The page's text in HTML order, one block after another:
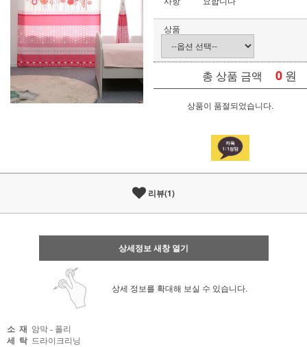
상품
총 상품 금액 0 원
상품이 품절되었습니다.
리뷰(1)
상세정보 새창 열기
상세 정보를 확대해 보실 수 있습니다.
소 재
암막 - 폴리
세 탁드라이크리닝